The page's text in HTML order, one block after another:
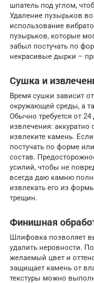
шпатель под углом,
Удаление пузырьков
использование
пузырьков, которые
забыл постучать по
некрасивые дырки –
Сушка и
Время сушки зависит
окружающей среды, а
Обычно требуется от
извлечения:
извлеките камень.
постучать по форме
состав.
усилий, чтобы не
всегда даю камню
извлекать его из
трещин.
Финишная
Шлифовка позволяет
удалить неровности.
желаемый цвет и
защищает камень от
текстуры можно